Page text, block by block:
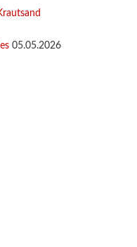
05.05.2026